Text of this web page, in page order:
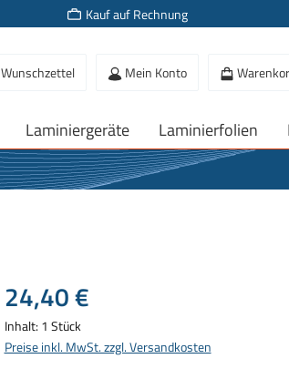
Kauf auf Rechnung
Wunschzettel Mein Konto
Laminiergeräte Laminierfolien
Regulärer Preis:
24,40 €
Inhalt: 1 Stück
Preise inkl. MwSt. zzgl. Versandkosten